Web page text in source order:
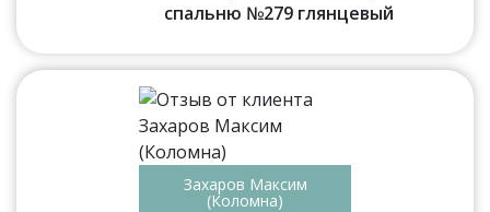
спальню №279 глянцевый
Захаров Максим
(Коломна)